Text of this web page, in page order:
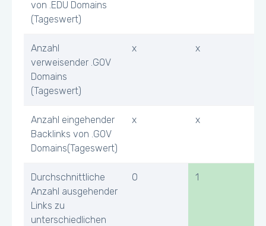
von .EDU Domains
(Tageswert)
Anzahl
verweisender .GOV
Domains
(Tageswert)
x x
Anzahl eingehender
Backlinks von .GOV
Domains(Tageswert)
x x
Durchschnittliche
Anzahl ausgehender
Links zu
unterschiedlichen
0 1